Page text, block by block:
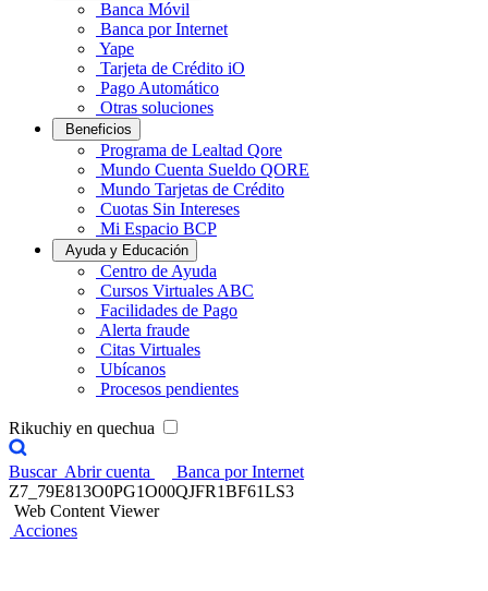
Banca Móvil
Banca por Internet
Yape
Tarjeta de Crédito iO
Pago Automático
Otras soluciones
Beneficios
Programa de Lealtad Qore
Mundo Cuenta Sueldo QORE
Mundo Tarjetas de Crédito
Cuotas Sin Intereses
Mi Espacio BCP
Ayuda y Educación
Centro de Ayuda
Cursos Virtuales ABC
Facilidades de Pago
Alerta fraude
Citas Virtuales
Ubícanos
Procesos pendientes
Rikuchiy en quechua
Buscar Abrir cuenta
Banca por Internet
Z7_79E813O0PG1O00QJFR1BF61LS3
Web Content Viewer
Acciones